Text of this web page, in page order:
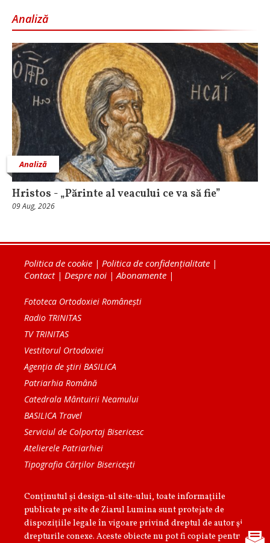
Analiză
Analiză
Hristos - „Părinte al veacului ce va să fie”
09 Aug, 2026
Politica de cookie | Politica de confidențialitate |
Contact| Despre noi | Abonamente |
Fototeca Ortodoxiei Românești
Radio TRINITAS
TV TRINITAS
Vestitorul Ortodoxiei
Agenţia de ştiri BASILICA
Patriarhia Română
Catedrala Mântuirii Neamului
BASILICA Travel
Serviciul de Colportaj Bisericesc
Atelierele Patriarhiei
Tipografia Cărţilor Bisericeşti
Conținutul și design-ul site-ului, toate informaţiile
publicate pe site de Ziarul Lumina sunt protejate de
dispoziţiile legale în vigoare privind dreptul de autor şi
drepturile conexe. Aceste obiecte nu pot fi copiate pentru